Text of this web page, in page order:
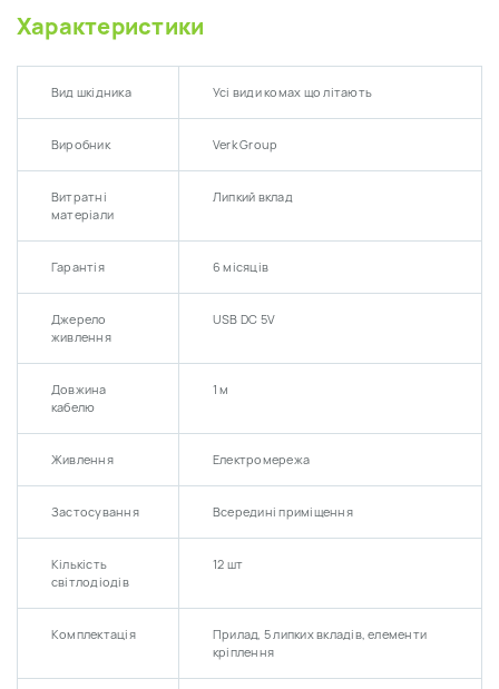
Характеристики
Вид шкідника Усі види комах що літають
Виробник Verk Group
Витратні
матеріали
Липкий вклад
Гарантія 6 місяців
Джерело
живлення
USB DC 5V
Довжина
кабелю
1 м
Живлення Електромережа
Застосування Всередині приміщення
Кількість
світлодіодів
12 шт
Комплектація
Прилад, 5 липких вкладів, елементи
кріплення